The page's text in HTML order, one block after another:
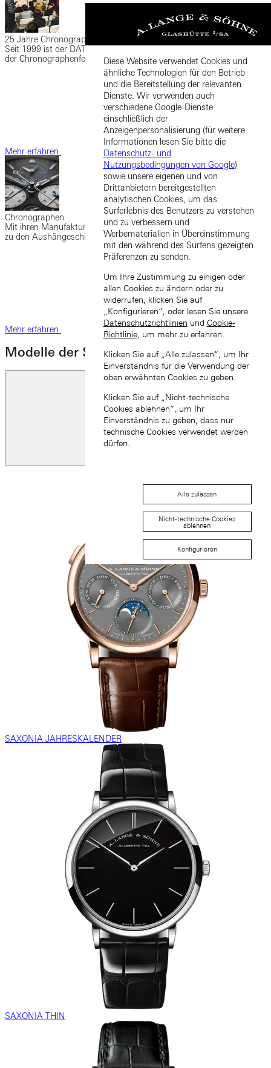
25 Jahre Chronographen-Geschichte
Seit 1999 ist der DATOGRAPH von Lange eine Referenz für die Kunst
der Chronographenfertigung. Ein Blick zurück auf seine Historie.
Mehr erfahren
Chronographen
Mit ihren Manufaktur-Uhrwerken zählen Chronographen seit 1999
zu den Aushängeschildern von A. Lange & Söhne.
Mehr erfahren
Modelle der SAXONIA-Familie
SAXONIA JAHRESKALENDER
SAXONIA THIN
Diese Website verwendet Cookies und
ähnliche Technologien für den Betrieb
und die Bereitstellung der relevanten
Dienste. Wir verwenden auch
verschiedene Google-Dienste
einschließlich der
Anzeigenpersonalisierung (für weitere
Informationen lesen Sie bitte die
Datenschutz- und
Nutzungsbedingungen von Google)
sowie unsere eigenen und von
Drittanbietern bereitgestellten
analytischen Cookies, um das
Surferlebnis des Benutzers zu verstehen
und zu verbessern und
Werbematerialien in Übereinstimmung
mit den während des Surfens gezeigten
Präferenzen zu senden.
Um Ihre Zustimmung zu einigen oder
allen Cookies zu ändern oder zu
widerrufen, klicken Sie auf
„Konfigurieren“, oder lesen Sie unsere
Datenschutzrichtlinien und Cookie-
Richtlinie, um mehr zu erfahren.
Klicken Sie auf „Alle zulassen“, um Ihr
Einverständnis für die Verwendung der
oben erwähnten Cookies zu geben.
Klicken Sie auf „Nicht-technische
Cookies ablehnen“, um Ihr
Einverständnis zu geben, dass nur
technische Cookies verwendet werden
dürfen.
Alle zulassen
Nicht-technische Cookies
ablehnen
Konfigurieren